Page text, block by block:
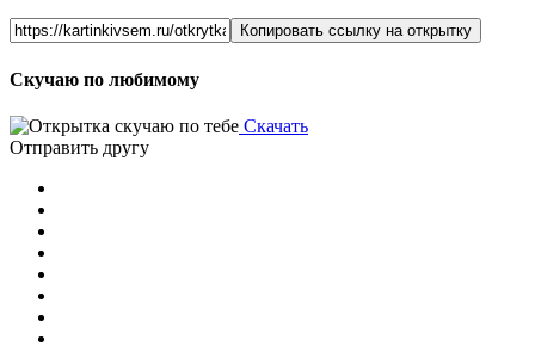
Копировать ссылку на открытку
Скучаю по любимому
Скачать
Отправить другу